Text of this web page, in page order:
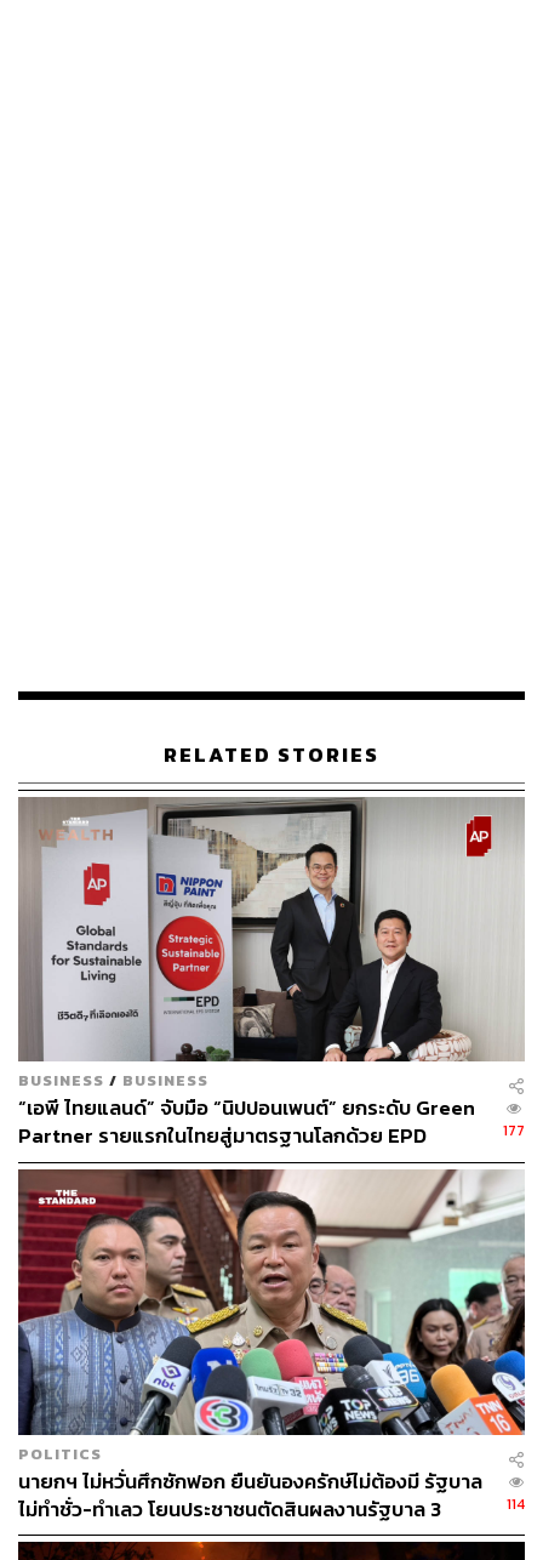
และธุรกิจของประเทศเป็นการผลิตและการบริการที่เป็นมิตร
กับสิ่งแวดล้อม
“นายกรัฐมนตรีย้ำว่าการร่วมกับนานาประเทศเพื่อลดปัญหา
โลกร้อนหรือการเปลี่ยนแปลงของสภาพภูมิอากาศ ส่วนของ
รัฐบาลจะให้ความสำคัญกับการกำหนดยุทธศาสตร์และ
นโยบายที่ให้ความสำคัญกับการจูงใจให้ทุกภาคส่วนให้ความ
สำคัญกับการดูแลสิ่งแวดล้อม โดยเฉพาะการมีมาตรการ
สร้างแรงจูงให้เอกชนลงทุนในอุตสาหกรรมเป้าหมาย BCG
และความสำเร็จจะเกิดขึ้นได้ต้องอาศัยความร่วมมือและพลัง
จากภาคประชาชน ภาคเอกชนทั้งภาคอุตสาหกรรมและ
บริการ ร่วมกันขับเคลื่อน” ไตรศุลีกล่าว
ไตรศุลีกล่าวด้วยว่า หลังเสร็จสิ้นภารกิจการประชุมนายก
รัฐมนตรีพร้อมคณะจะเดินทางกลับจากสหราชอาณาจักรถึง
ท่าอากาศยานทหาร 2 (กองบิน 6) ในวันที่ 3 พฤศจิกายน
2564 เวลาประมาณ 18.40 น.
TAGS: Climate Change
ภาวะโลกร้อน
พระเจ้าชาร์ลส์ (King Charles III)
เชื้อไวรัสโคโรนา
COVID-19
จับตาประชุมโลกร้อน COP26
สิ่งแวดล้อม
ประยุทธ์ จันทร์โอชา
RELATED STORIES
BUSINESS / BUSINESS
“เอพี ไทยแลนด์” จับมือ “นิปปอนเพนต์” ยกระดับ Green
Partner รายแรกในไทยสู่มาตรฐานโลกด้วย EPD
International พร้อมชูแนวคิด Global Standards for
Global Sustainable Living ส่งมอบบ้านคุณภาพ ลด
ผลกระทบต่อสิ่งแวดล้อม พร้อมปั้นนักออกแบบที่ใส่ใจโลก
177
POLITICS
นายกฯ ไม่หวั่นศึกซักฟอก ยืนยันองครักษ์ไม่ต้องมี รัฐบาล
ไม่ทำชั่ว-ทำเลว โยนประชาชนตัดสินผลงานรัฐบาล 3
เดือน
114